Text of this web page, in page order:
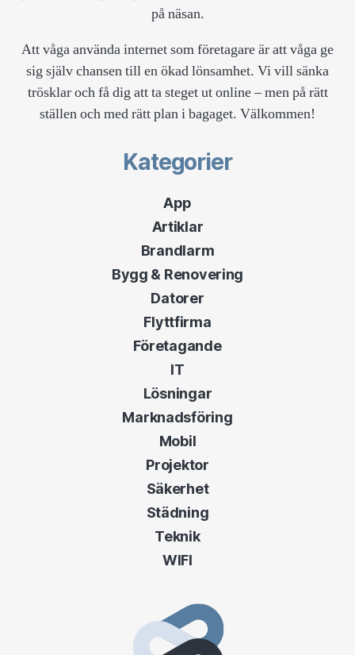
på näsan.
Att våga använda internet som företagare är att våga ge
sig själv chansen till en ökad lönsamhet. Vi vill sänka
trösklar och få dig att ta steget ut online – men på rätt
ställen och med rätt plan i bagaget. Välkommen!
Kategorier
App
Artiklar
Brandlarm
Bygg & Renovering
Datorer
Flyttfirma
Företagande
IT
Lösningar
Marknadsföring
Mobil
Projektor
Säkerhet
Städning
Teknik
WIFI